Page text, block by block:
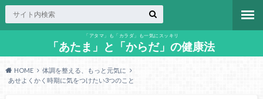
「アタマ」も「カラダ」も一気にスッキリ
「あたま」と「からだ」の健康法
HOME
体調を整える、もっと元気に
あせよくかく時期に気をつけたい3つのこと